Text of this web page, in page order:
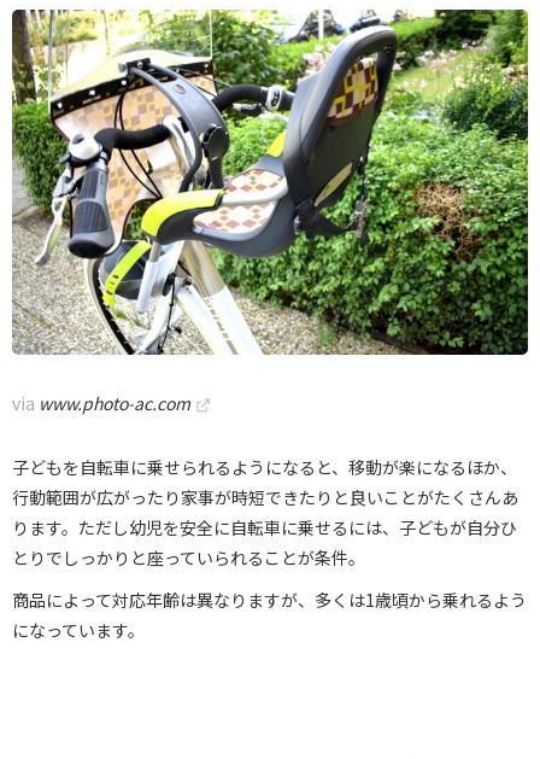
via www.photo-ac.com
子どもを自転車に乗せられるようになると、移動が楽になるほか、
行動範囲が広がったり家事が時短できたりと良いことがたくさんあ
ります。ただし幼児を安全に自転車に乗せるには、子どもが自分ひ
とりでしっかりと座っていられることが条件。
商品によって対応年齢は異なりますが、多くは1歳頃から乗れるよう
になっています。